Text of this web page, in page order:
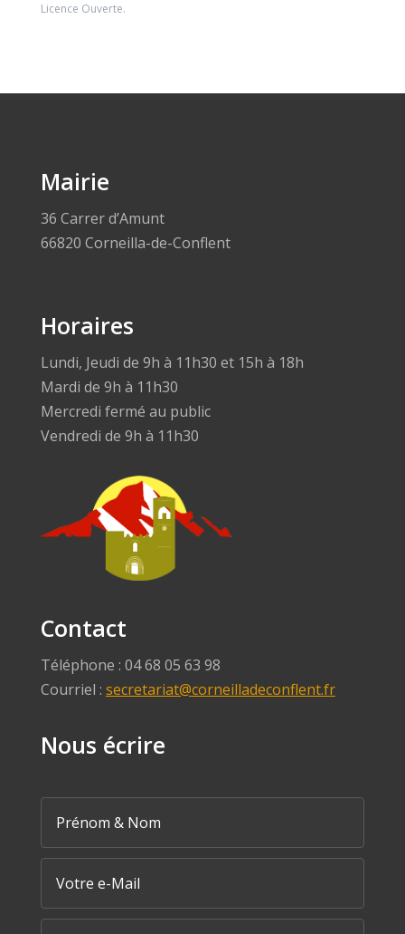
Licence Ouverte.
Mairie
36 Carrer d’Amunt
66820 Corneilla-de-Conflent
Horaires
Lundi, Jeudi de 9h à 11h30 et 15h à 18h
Mardi de 9h à 11h30
Mercredi fermé au public
Vendredi de 9h à 11h30
Contact
Téléphone : 04 68 05 63 98
Courriel : secretariat@corneilladeconflent.fr
Nous écrire